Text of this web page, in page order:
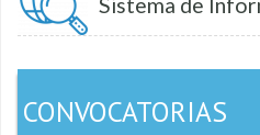
Sistema de
CONVOCATORIAS